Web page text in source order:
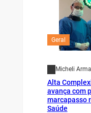
Geral
Micheli
Alta
avança com
marcapasso
Saúde